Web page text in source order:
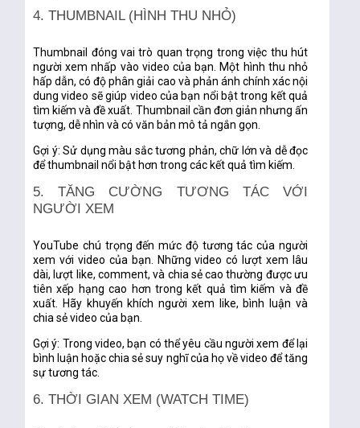
4. THUMBNAIL (HÌNH THU NHỎ)
Thumbnail đóng vai trò quan trọng trong việc thu hút
người xem nhấp vào video của bạn. Một hình thu nhỏ
hấp dẫn, có độ phân giải cao và phản ánh chính xác nội
dung video sẽ giúp video của bạn nổi bật trong kết quả
tìm kiếm và đề xuất. Thumbnail cần đơn giản nhưng ấn
tượng, dễ nhìn và có văn bản mô tả ngắn gọn.
Gợi ý: Sử dụng màu sắc tương phản, chữ lớn và dễ đọc
để thumbnail nổi bật hơn trong các kết quả tìm kiếm.
5. TĂNG CƯỜNG TƯƠNG TÁC VỚI
NGƯỜI XEM
YouTube chú trọng đến mức độ tương tác của người
xem với video của bạn. Những video có lượt xem lâu
dài, lượt like, comment, và chia sẻ cao thường được ưu
tiên xếp hạng cao hơn trong kết quả tìm kiếm và đề
xuất. Hãy khuyến khích người xem like, bình luận và
chia sẻ video của bạn.
Gợi ý: Trong video, bạn có thể yêu cầu người xem để lại
bình luận hoặc chia sẻ suy nghĩ của họ về video để tăng
sự tương tác.
6. THỜI GIAN XEM (WATCH TIME)